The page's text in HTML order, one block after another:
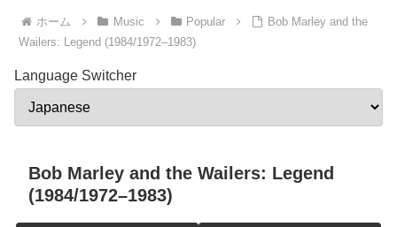
ホーム Music Popular
Bob Marley and the
Wailers: Legend (1984/1972–1983)
Language Switcher
Bob Marley and the Wailers: Legend
(1984/1972–1983)